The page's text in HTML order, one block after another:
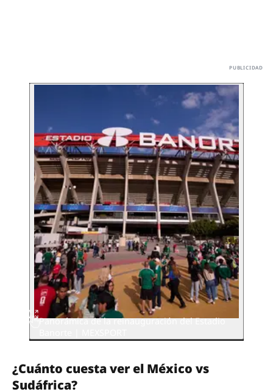
Panorámica de la reinauguración del Estadio
¿Cuánto cuesta ver el México vs
Sudáfrica?